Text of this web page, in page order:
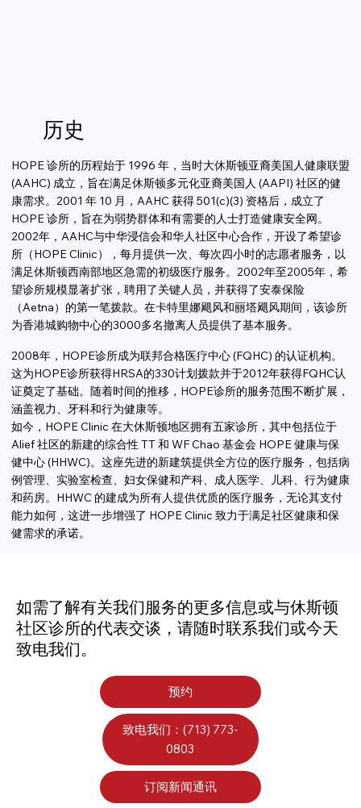
历史
HOPE 诊所的历程始于 1996 年，当时大休斯顿亚裔美国人健康联盟
(AAHC) 成立，旨在满足休斯顿多元化亚裔美国人 (AAPI) 社区的健
康需求。2001 年 10 月，AAHC 获得 501(c)(3) 资格后，成立了
HOPE 诊所，旨在为弱势群体和有需要的人士打造健康安全网。
2002年，AAHC与中华浸信会和华人社区中心合作，开设了希望诊
所（HOPE Clinic），每月提供一次、每次四小时的志愿者服务，以
满足休斯顿西南部地区急需的初级医疗服务。2002年至2005年，希
望诊所规模显著扩张，聘用了关键人员，并获得了安泰保险
（Aetna）的第一笔拨款。在卡特里娜飓风和丽塔飓风期间，该诊所
为香港城购物中心的3000多名撤离人员提供了基本服务。
2008年，HOPE诊所成为联邦合格医疗中心 (FQHC) 的认证机构。
这为HOPE诊所获得HRSA的330计划拨款并于2012年获得FQHC认
证奠定了基础。随着时间的推移，HOPE诊所的服务范围不断扩展，
涵盖视力、牙科和行为健康等。
如今，HOPE Clinic 在大休斯顿地区拥有五家诊所，其中包括位于
Alief 社区的新建的综合性 TT 和 WF Chao 基金会 HOPE 健康与保
健中心 (HHWC)。这座先进的新建筑提供全方位的医疗服务，包括病
例管理、实验室检查、妇女保健和产科、成人医学、儿科、行为健康
和药房。HHWC 的建成为所有人提供优质的医疗服务，无论其支付
能力如何，这进一步增强了 HOPE Clinic 致力于满足社区健康和保
健需求的承诺。
如需了解有关我们服务的更多信息或与休斯顿
社区诊所的代表交谈，请随时联系我们或今天
致电我们。
预约
致电我们：(713) 773-
0803
订阅新闻通讯